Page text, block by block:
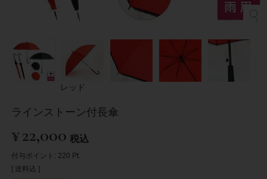
レッド
ラインストーン付長傘
¥22,000 税込
付与ポイント: 220 Pt.
送料込